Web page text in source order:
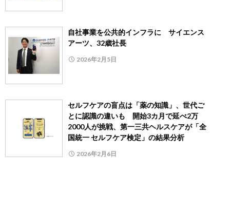
自社事業を公共的インフラに サイエンス
アーツ、32歳社長
2026年2月5日
セルフケアの盲点は「薬の知識」、世代ご
とに認識の違いも 開始3カ月で延べ2万
2000人が挑戦、第一三共ヘルスケアが「全
国統一 セルフケア検定」の結果分析
2026年2月6日